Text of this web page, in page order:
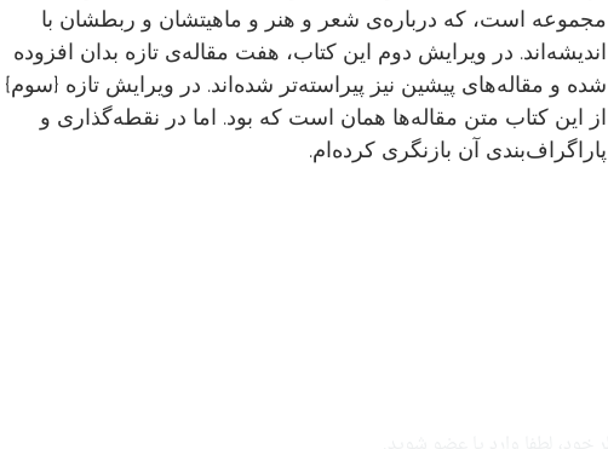
مجموعه است، كه درباره‌ی شعر و هنر و ماهیتشان و ربطشان با
اندیشه‌اند. در ویرایش دوم این كتاب، هفت مقاله‌ی تازه بدان افزوده
شده و مقاله‌های پیشین نیز پیراسته‌تر شده‌اند. در ویرایش تازه {سوم}
از این كتاب متن مقاله‌ها همان است كه بود. اما در نقطه‌گذاری و
پاراگراف‌بندی آن بازنگری كرده‌ام.